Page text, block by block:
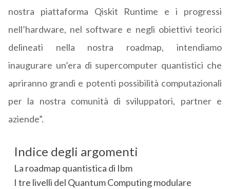
nostra piattaforma Qiskit Runtime e i progressi
nell’hardware, nel software e negli obiettivi teorici
delineati nella nostra roadmap, intendiamo
inaugurare un’era di supercomputer quantistici che
apriranno grandi e potenti possibilità computazionali
per la nostra comunità di sviluppatori, partner e
aziende”.
Indice degli argomenti
La roadmap quantistica di Ibm
I tre livelli del Quantum Computing modulare